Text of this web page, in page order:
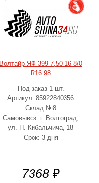
Волтайр ЯФ-399 7,50-16 8/0
R16 98
Под заказ 1 шт.
Артикул: 85922840356
Склад №8
Самовывоз: г. Волгоград,
ул. Н. Кибальчича, 18
Срок: 3 дня
7368 ₽